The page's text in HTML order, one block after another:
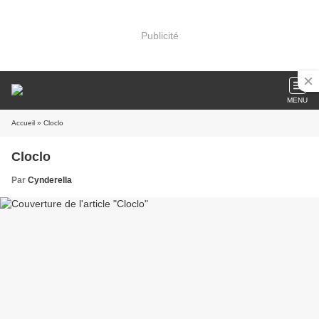
Publicité
MENU
Accueil » Cloclo
Cloclo
Par Cynderella